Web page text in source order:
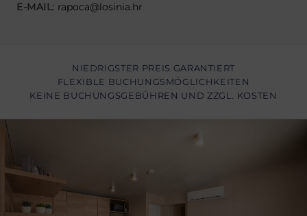
E-MAIL: rapoca@losinia.hr
NIEDRIGSTER PREIS GARANTIERT
FLEXIBLE BUCHUNGSMÖGLICHKEITEN
KEINE BUCHUNGSGEBÜHREN UND ZZGL. KOSTEN